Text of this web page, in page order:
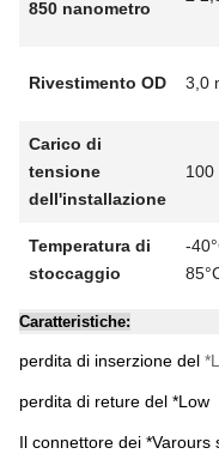
850 nanometro
Rivestimento OD 3,0
Carico di
tensione
dell'installazione
100
Temperatura di
stoccaggio
-
Caratteristiche:
perdita di inserzione del
perdita di reture del *Low
Il connettore dei *Varours